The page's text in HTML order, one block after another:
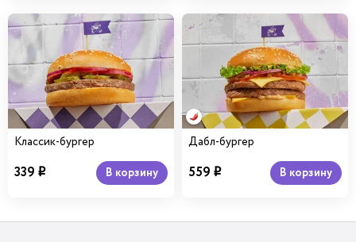
Классик-бургер
339 i В корзину
Дабл-бургер
559 i В корзину